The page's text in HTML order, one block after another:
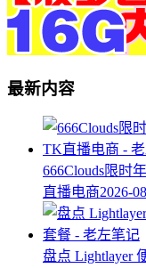
最新内容
666Clouds限时
直播电商2026-
盘点 Lightlayer